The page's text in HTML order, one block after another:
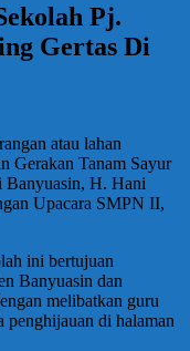
Pj.
Gertas Di
atau lahan
Gerakan Tanam Sayur
Banyuasin, H. Hani
Upacara SMPN II,
ini bertujuan
Banyuasin dan
melibatkan guru
penghijauan di halaman